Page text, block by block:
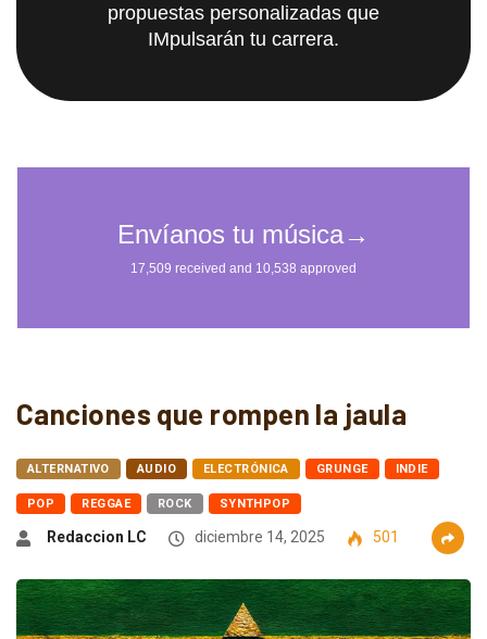
propuestas personalizadas que
IMpulsarán tu carrera.
Canciones que rompen la jaula
ALTERNATIVO AUDIO ELECTRÓNICA GRUNGE INDIE
POP REGGAE ROCK SYNTHPOP
Redaccion LC diciembre 14, 2025 501